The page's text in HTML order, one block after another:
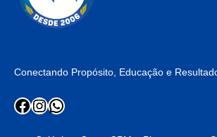
Conectando Propósito, Educação e
Facebook
Instagram
WhatsApp